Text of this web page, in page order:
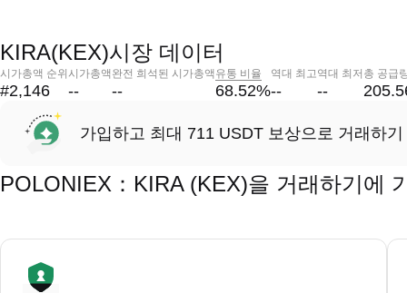
KIRA(KEX)시장 데이터
시가총액 순위
#2,146
시가총액
--
완전 희석된 시가총액
--
유통 비율
68.52%
역대 최고
--
역대 최저
--
총 공급
가입하고 최대 711 USDT 보상으로 거래하기
POLONIEX：KIRA (KEX)을 거래하기에